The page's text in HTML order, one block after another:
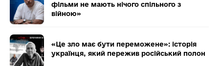
фільми не мають нічого спільного з
війною»
«Це зло має бути переможене»: історія
українця, який пережив російський полон